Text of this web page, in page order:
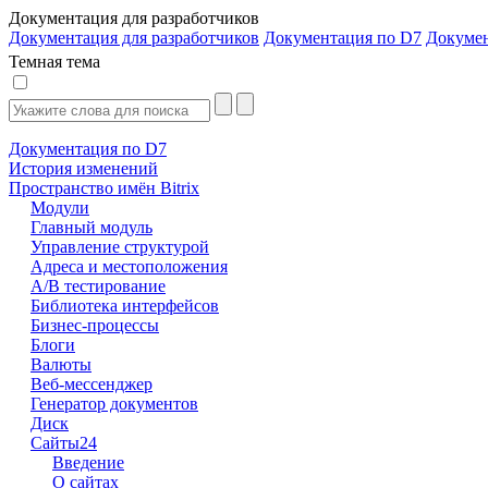
Документация для разработчиков
Документация для разработчиков Документация по D7
Темная тема
Документация по D7
История изменений
Пространство имён Bitrix
Модули
Главный модуль
Управление структурой
Адреса и местоположения
А/В тестирование
Библиотека интерфейсов
Бизнес-процессы
Блоги
Валюты
Веб-мессенджер
Генератор документов
Диск
Сайты24
Введение
О сайтах